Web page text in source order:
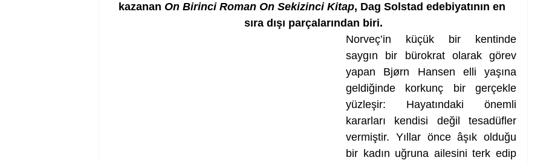
kazanan On Birinci Roman On Sekizinci Kitap, Dag Solstad edebiyatının en
sıra dışı parçalarından biri.
Norveç’in küçük bir kentinde
saygın bir bürokrat olarak görev
yapan Bjørn Hansen elli yaşına
geldiğinde korkunç bir gerçekle
yüzleşir: Hayatındaki önemli
kararları kendisi değil tesadüfler
vermiştir. Yıllar önce âşık olduğu
bir kadın uğruna ailesini terk edip